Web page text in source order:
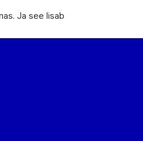
Ja see lisab